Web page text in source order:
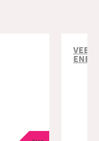
VEEL